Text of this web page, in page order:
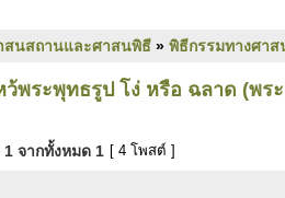
สนสถานและศาสนพิธี » พิธีกรรมทางศา
ว้พระพุทธรูป โง่ หรือ ฉลาด (พร
1 จากทั้งหมด 1 [ 4 โพสต์ ]